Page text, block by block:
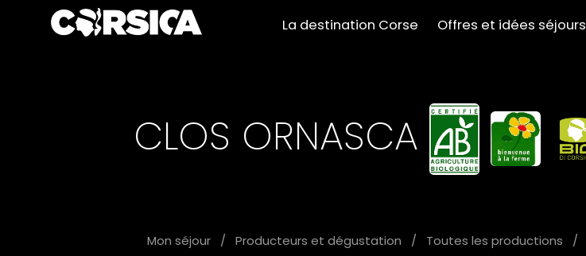
La destination Corse Offres et idées séjours
CLOS ORNASCA
Mon séjour / Producteurs et dégustation / Toutes les productions /